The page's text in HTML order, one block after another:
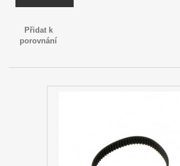
Přidat k
porovnání